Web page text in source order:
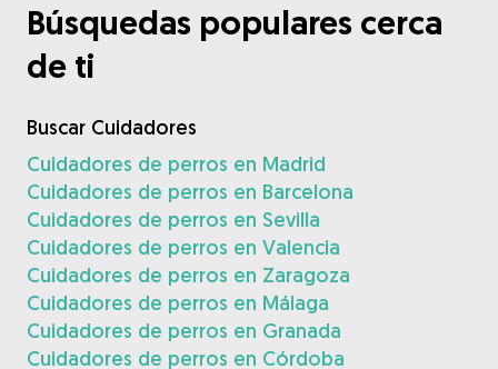
Búsquedas populares cerca
de ti
Buscar Cuidadores
Cuidadores de perros en Madrid
Cuidadores de perros en Barcelona
Cuidadores de perros en Sevilla
Cuidadores de perros en Valencia
Cuidadores de perros en Zaragoza
Cuidadores de perros en Málaga
Cuidadores de perros en Granada
Cuidadores de perros en Córdoba